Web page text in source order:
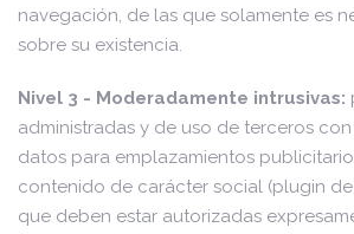
navegación, de las que solamente es
sobre su existencia.
Nivel 3 - Moderadamente intrusivas:
administradas y de uso de terceros
datos para emplazamientos
contenido de carácter social (plugin
que deben estar autorizadas